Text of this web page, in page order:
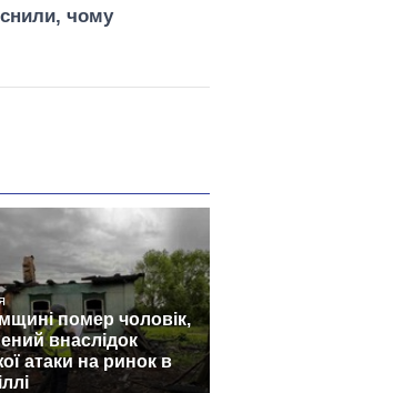
чому
помер чоловік,
внаслідок
атаки на ринок в